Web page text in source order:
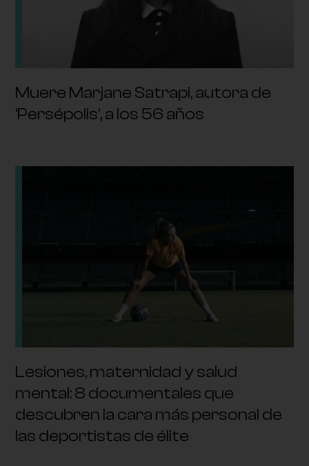
Muere Marjane Satrapi, autora de
‘Persépolis’, a los 56 años
Lesiones, maternidad y salud
mental: 8 documentales que
descubren la cara más personal de
las deportistas de élite